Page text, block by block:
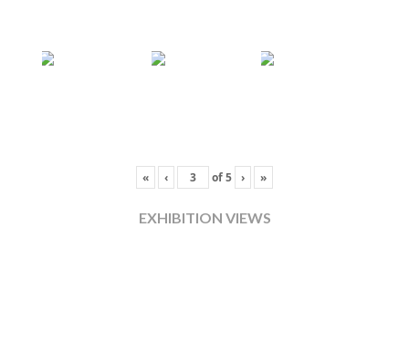
« ‹ of5 › »
EXHIBITION VIEWS